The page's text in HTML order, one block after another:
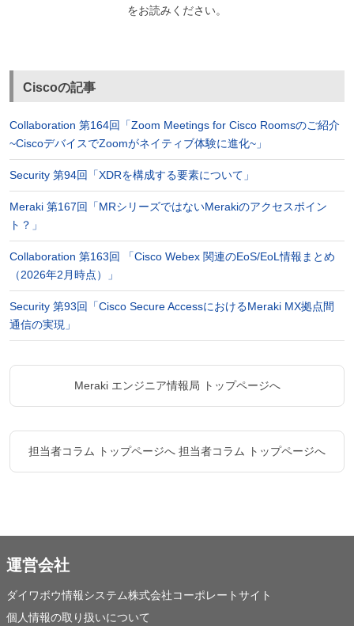
をお読みください。
Ciscoの記事
Collaboration 第164回「Zoom Meetings for Cisco Roomsのご紹介
~CiscoデバイスでZoomがネイティブ体験に進化~」
Security 第94回「XDRを構成する要素について」
Meraki 第167回「MRシリーズではないMerakiのアクセスポイン
ト？」
Collaboration 第163回 「Cisco Webex 関連のEoS/EoL情報まとめ
（2026年2月時点）」
Security 第93回「Cisco Secure AccessにおけるMeraki MX拠点間
通信の実現」
Meraki エンジニア情報局 トップページへ
担当者コラム トップページへ 担当者コラム トップページへ
運営会社
ダイワボウ情報システム株式会社コーポレートサイト
個人情報の取り扱いについて